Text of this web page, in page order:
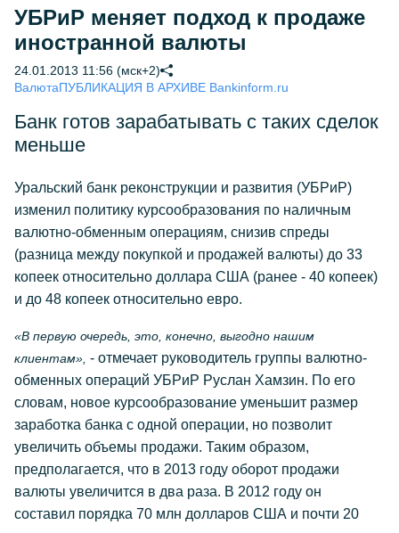
УБРиР меняет подход к продаже
иностранной валюты
24.01.2013 11:56 (мск+2)
ВалютаПУБЛИКАЦИЯ В АРХИВЕ Bankinform.ru
Банк готов зарабатывать с таких сделок
меньше
Уральский банк реконструкции и развития (УБРиР)
изменил политику курсообразования по наличным
валютно-обменным операциям, снизив спреды
(разница между покупкой и продажей валюты) до 33
копеек относительно доллара США (ранее - 40 копеек)
и до 48 копеек относительно евро.
«В первую очередь, это, конечно, выгодно нашим
клиентам», - отмечает руководитель группы валютно-
обменных операций УБРиР Руслан Хамзин. По его
словам, новое курсообразование уменьшит размер
заработка банка с одной операции, но позволит
увеличить объемы продажи. Таким образом,
предполагается, что в 2013 году оборот продажи
валюты увеличится в два раза. В 2012 году он
составил порядка 70 млн долларов США и почти 20